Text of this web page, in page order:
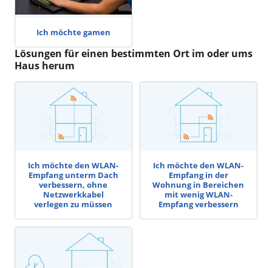
Ich möchte gamen
Lösungen für einen bestimmten Ort im oder ums
Haus herum
Ich möchte den WLAN-
Empfang unterm Dach
verbessern, ohne
Netzwerkkabel
verlegen zu müssen
Ich möchte den WLAN-
Empfang in der
Wohnung in Bereichen
mit wenig WLAN-
Empfang verbessern